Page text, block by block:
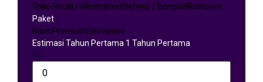
Toko Retail / MinimarketService / Bengkel Restoran
Paket
BasicPremiumEntreprise
Estimasi Tahun Pertama 1 Tahun Pertama
Rp